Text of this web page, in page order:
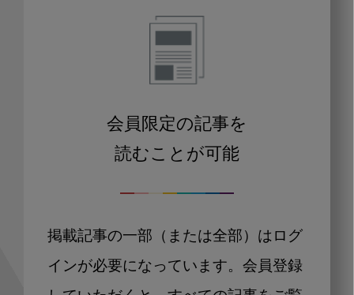
会員限定の記事を
読むことが可能
掲載記事の一部（または全部）はログ
インが必要になっています。会員登録